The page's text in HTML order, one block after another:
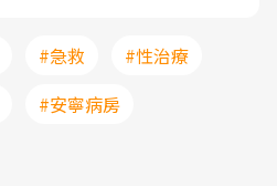
#急救
#性治療
#安寧病房